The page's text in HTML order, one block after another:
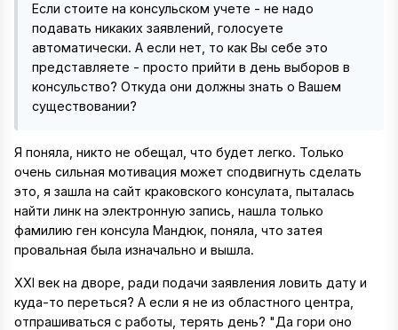
Если стоите на консульском учете - не надо
подавать никаких заявлений, голосуете
автоматически. А если нет, то как Вы себе это
представляете - просто прийти в день выборов в
консульство? Откуда они должны знать о Вашем
существовании?
Я поняла, никто не обещал, что будет легко. Только
очень сильная мотивация может сподвигнуть сделать
это, я зашла на сайт краковского консулата, пыталась
найти линк на электронную запись, нашла только
фамилию ген консула Мандюк, поняла, что затея
провальная была изначально и вышла.
XXl век на дворе, ради подачи заявления ловить дату и
куда-то переться? А если я не из областного центра,
отпрашиваться с работы, терять день? "Да гори оно